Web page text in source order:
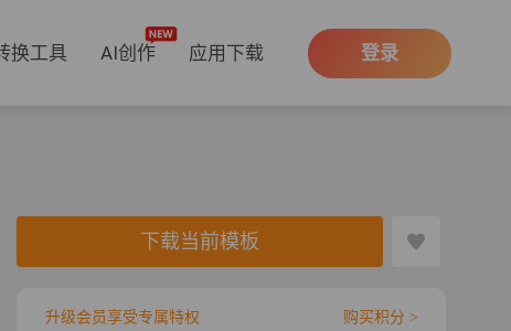
换工具 AI创作 应用下载 登录
下载当前模板
升级会员享受专属特权 购买积分 >